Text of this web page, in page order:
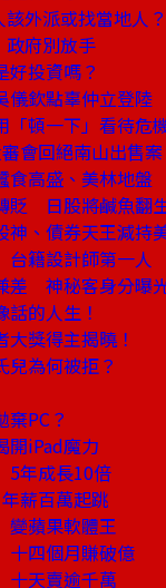
外派或找當地人？
政府別放手
好投資嗎？
儀欽點辜仲立登陸
「頓一下」看待危
會回絕南山出售案
高盛、美林地盤
貶 日股將鹹魚翻
、債券天王減持
籍設計師第一人
差 神秘客身分曝
的人生！
獎得主揭曉！
兒為何被拒？
PC？
iPad魔力
年成長10倍
薪百萬起跳
蘋果軟體王
四個月賺破億
天賣逾千萬